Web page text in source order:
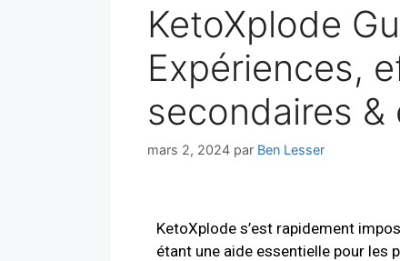
KetoXplode
Expériences,
secondaires
mars 2, 2024 par Ben Lesser
KetoXplode s’est rapidement
étant une aide essentielle pour les